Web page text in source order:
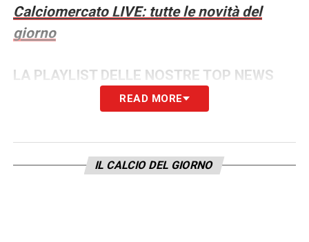
Calciomercato LIVE: tutte le novità del
giorno
LA PLAYLIST DELLE NOSTRE TOP NEWS
READ MORE
IL CALCIO DEL GIORNO